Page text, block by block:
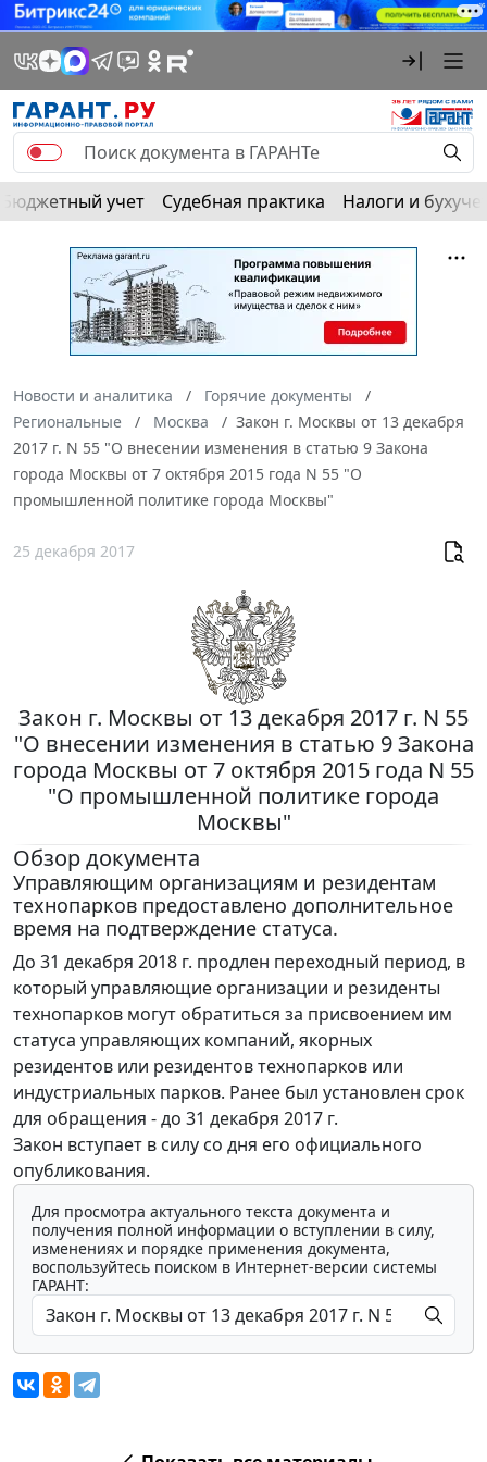
Бюджетный учет Судебная практика Налоги и
Новости и аналитика
Горячие документы
Региональные
Москва
Закон г. Москвы от 13 декабря
2017 г. N 55 "О внесении изменения в статью 9 Закона
города Москвы от 7 октября 2015 года N 55 "О
промышленной политике города Москвы"
25 декабря 2017
Закон г. Москвы от 13 декабря 2017 г. N 55
"О внесении изменения в статью 9 Закона
города Москвы от 7 октября 2015 года N 55
"О промышленной политике города
Москвы"
Обзор документа
Управляющим организациям и резидентам
технопарков предоставлено дополнительное
время на подтверждение статуса.
До 31 декабря 2018 г. продлен переходный период, в
который управляющие организации и резиденты
технопарков могут обратиться за присвоением им
статуса управляющих компаний, якорных
резидентов или резидентов технопарков или
индустриальных парков. Ранее был установлен срок
для обращения - до 31 декабря 2017 г.
Закон вступает в силу со дня его официального
опубликования.
Для просмотра актуального текста документа и
получения полной информации о вступлении в силу,
изменениях и порядке применения документа,
воспользуйтесь поиском в Интернет-версии системы
ГАРАНТ: